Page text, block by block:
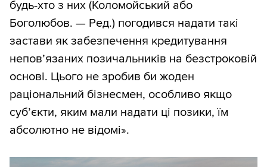
будь-хто з них (Коломойський або
Боголюбов. — Ред.) погодився надати такі
застави як забезпечення кредитування
непов’язаних позичальників на безстроковій
основі. Цього не зробив би жоден
раціональний бізнесмен, особливо якщо
суб’єкти, яким мали надати ці позики, їм
абсолютно не відомі».